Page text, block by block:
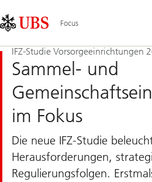
Links
Area
Focus
IFZ-Studie Vorsorgeeinrichtungen
Sammel- und
im Fokus
Die neue IFZ-Studie
Herausforderungen,
Regulierungsfolgen.